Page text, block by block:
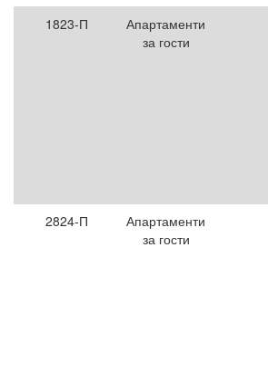
1823-П
Апартаменти
за гости
2824-П
Апартаменти
за гости